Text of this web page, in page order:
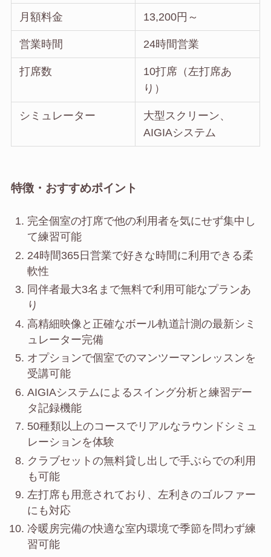
月額料金 13,200円～
営業時間 24時間営業
打席数
10打席（左打席あ
り）
シミュレーター
大型スクリーン、
AIGIAシステム
特徴・おすすめポイント
完全個室の打席で他の利用者を気にせず集中し
て練習可能
24時間365日営業で好きな時間に利用できる柔
軟性
同伴者最大3名まで無料で利用可能なプランあ
り
高精細映像と正確なボール軌道計測の最新シミ
ュレーター完備
オプションで個室でのマンツーマンレッスンを
受講可能
AIGIAシステムによるスイング分析と練習デー
タ記録機能
50種類以上のコースでリアルなラウンドシミュ
レーションを体験
クラブセットの無料貸し出しで手ぶらでの利用
も可能
左打席も用意されており、左利きのゴルファー
にも対応
冷暖房完備の快適な室内環境で季節を問わず練
習可能